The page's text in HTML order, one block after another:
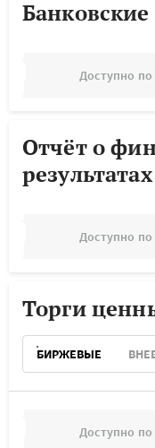
Доступно по
Отчёт о
результатах
Доступно по
Торги
БИРЖЕВЫЕ
Доступно по